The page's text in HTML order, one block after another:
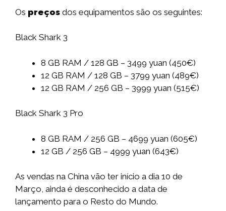
Os preços dos equipamentos são os seguintes:
Black Shark 3
8 GB RAM / 128 GB – 3499 yuan (450€)
12 GB RAM / 128 GB – 3799 yuan (489€)
12 GB RAM / 256 GB – 3999 yuan (515€)
Black Shark 3 Pro
8 GB RAM / 256 GB – 4699 yuan (605€)
12 GB / 256 GB – 4999 yuan (643€)
As vendas na China vão ter início a dia 10 de
Março, ainda é desconhecido a data de
lançamento para o Resto do Mundo.